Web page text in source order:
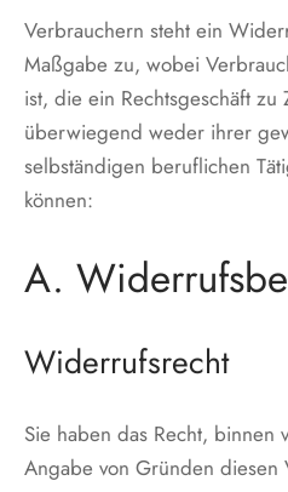
Verbrauchern steht ein
Maßgabe zu, wobei
ist, die ein Rechtsgeschäft
überwiegend weder ihrer
selbständigen beruflichen
können:
A.
Widerrufsrecht
Sie haben das Recht, binnen
Angabe von Gründen